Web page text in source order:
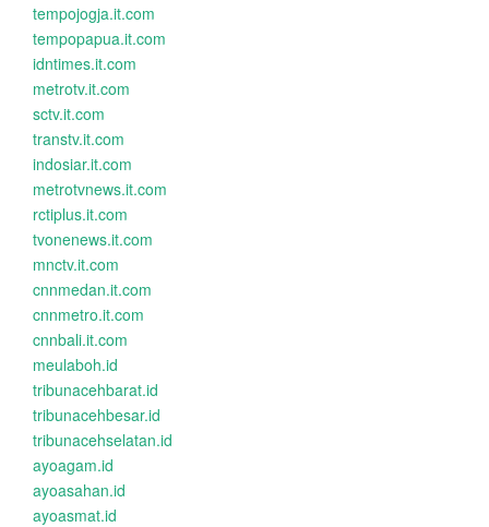
tempojogja.it.com
tempopapua.it.com
idntimes.it.com
metrotv.it.com
sctv.it.com
transtv.it.com
indosiar.it.com
metrotvnews.it.com
rctiplus.it.com
tvonenews.it.com
mnctv.it.com
cnnmedan.it.com
cnnmetro.it.com
cnnbali.it.com
meulaboh.id
tribunacehbarat.id
tribunacehbesar.id
tribunacehselatan.id
ayoagam.id
ayoasahan.id
ayoasmat.id